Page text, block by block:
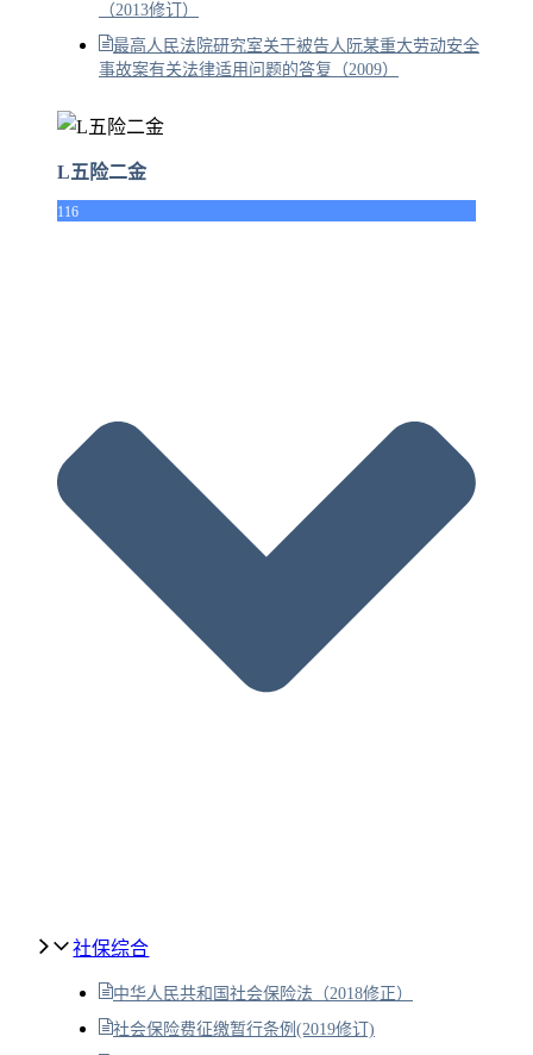
（2013修订）
最高人民法院研究室关于被告人阮某重大劳动安全
事故案有关法律适用问题的答复（2009）
L五险二金
116
社保综合
中华人民共和国社会保险法（2018修正）
社会保险费征缴暂行条例(2019修订)